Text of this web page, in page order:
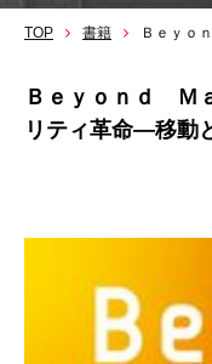
TOP 書籍
Ｂｅｙｏｎｄ Ｍ
リティ革命―移動